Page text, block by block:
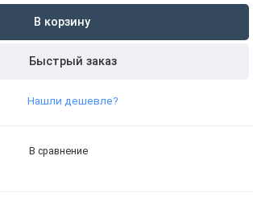
В корзину
Быстрый заказ
Нашли дешевле?
В сравнение